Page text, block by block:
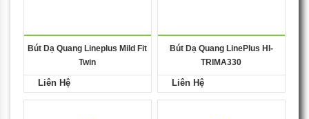
Bút Dạ Quang Lineplus Mild Fit
Twin
Liên Hệ
Bút Dạ Quang LinePlus HI-
TRIMA330
Liên Hệ